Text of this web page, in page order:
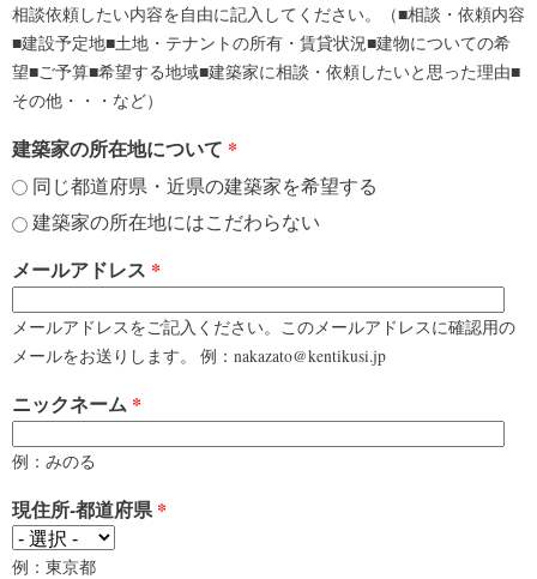
相談依頼したい内容を自由に記入してください。（■相談・依頼内容
■建設予定地■土地・テナントの所有・賃貸状況■建物についての希
望■ご予算■希望する地域■建築家に相談・依頼したいと思った理由■
その他・・・など）
建築家の所在地について *
同じ都道府県・近県の建築家を希望する
建築家の所在地にはこだわらない
メールアドレス *
メールアドレスをご記入ください。このメールアドレスに確認用の
メールをお送りします。 例：nakazato@kentikusi.jp
ニックネーム *
例：みのる
現住所-都道府県*
例：東京都